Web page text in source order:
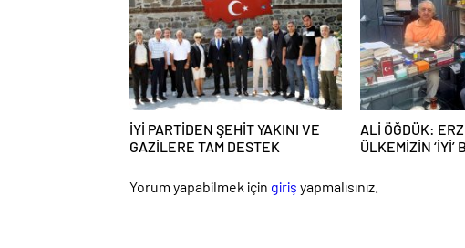
İYİ PARTİDEN ŞEHİT YAKINI VE
GAZİLERE TAM DESTEK
ALİ ÖĞDÜK:
ÜLKEMİZİN ‘İYİ’
Yorum yapabilmek için giriş yapmalısınız.